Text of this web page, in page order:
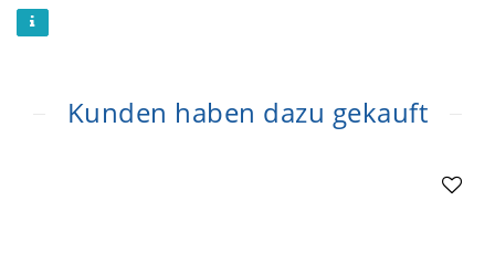
Kunden haben dazu gekauft